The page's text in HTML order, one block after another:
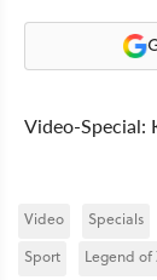
Video-Special:
Video Specials
Sport
Legend of